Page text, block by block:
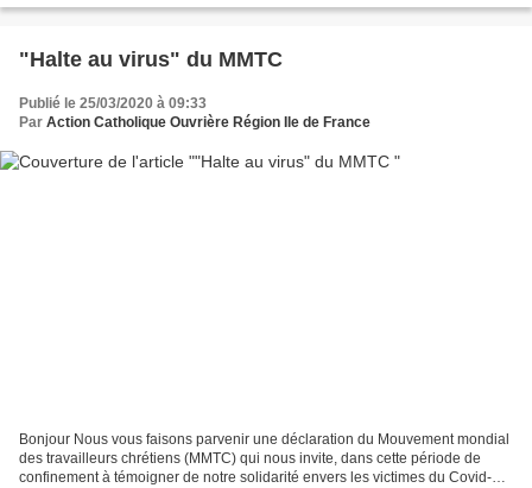
"Halte au virus" du MMTC
Publié le 25/03/2020 à 09:33
Par Action Catholique Ouvrière Région Ile de France
Bonjour Nous vous faisons parvenir une déclaration du Mouvement mondial
des travailleurs chrétiens (MMTC) qui nous invite, dans cette période de
confinement à témoigner de notre solidarité envers les victimes du Covid-19,